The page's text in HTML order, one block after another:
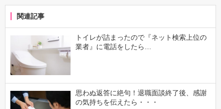
関連記事
トイレが詰まったので『ネット検索上位の
業者』に電話をしたら…
思わぬ返答に絶句！退職面談終了後、感謝
の気持ちを伝えたら・・・